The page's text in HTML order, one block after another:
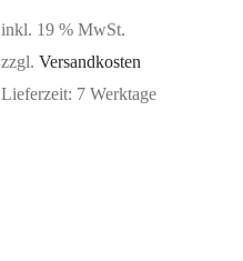
inkl. 19 % MwSt.
zzgl. Versandkosten
Lieferzeit: 7 Werktage